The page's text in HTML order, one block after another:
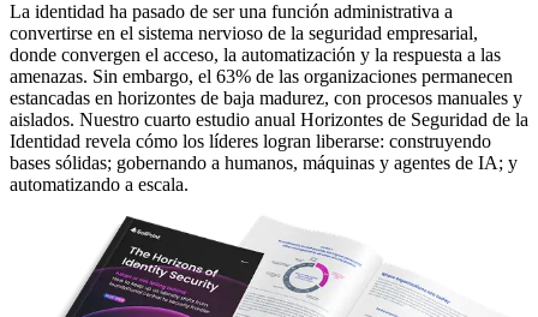
La identidad ha pasado de ser una función administrativa a
convertirse en el sistema nervioso de la seguridad empresarial,
donde convergen el acceso, la automatización y la respuesta a las
amenazas. Sin embargo, el 63% de las organizaciones permanecen
estancadas en horizontes de baja madurez, con procesos manuales y
aislados. Nuestro cuarto estudio anual Horizontes de Seguridad de la
Identidad revela cómo los líderes logran liberarse: construyendo
bases sólidas; gobernando a humanos, máquinas y agentes de IA; y
automatizando a escala.